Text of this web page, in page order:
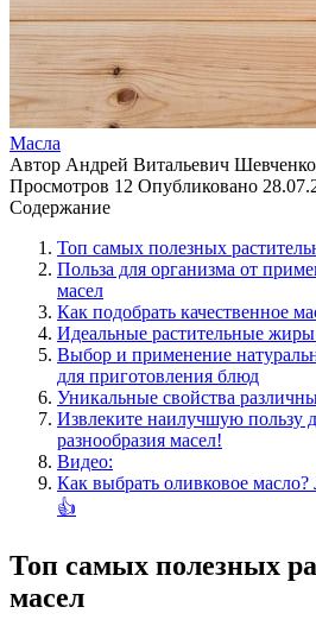
Масла
Автор Андрей Витальевич Шевченко
Просмотров 12 Опубликовано
Содержание
Топ самых полезных
Польза для организма от
масел
Как подобрать качественное
Идеальные растительные
Выбор и применение
для приготовления блюд
Уникальные свойства
Извлеките наилучшую пользу
разнообразия масел!
Видео:
Как выбрать оливковое
👍
Топ самых полезных
масел